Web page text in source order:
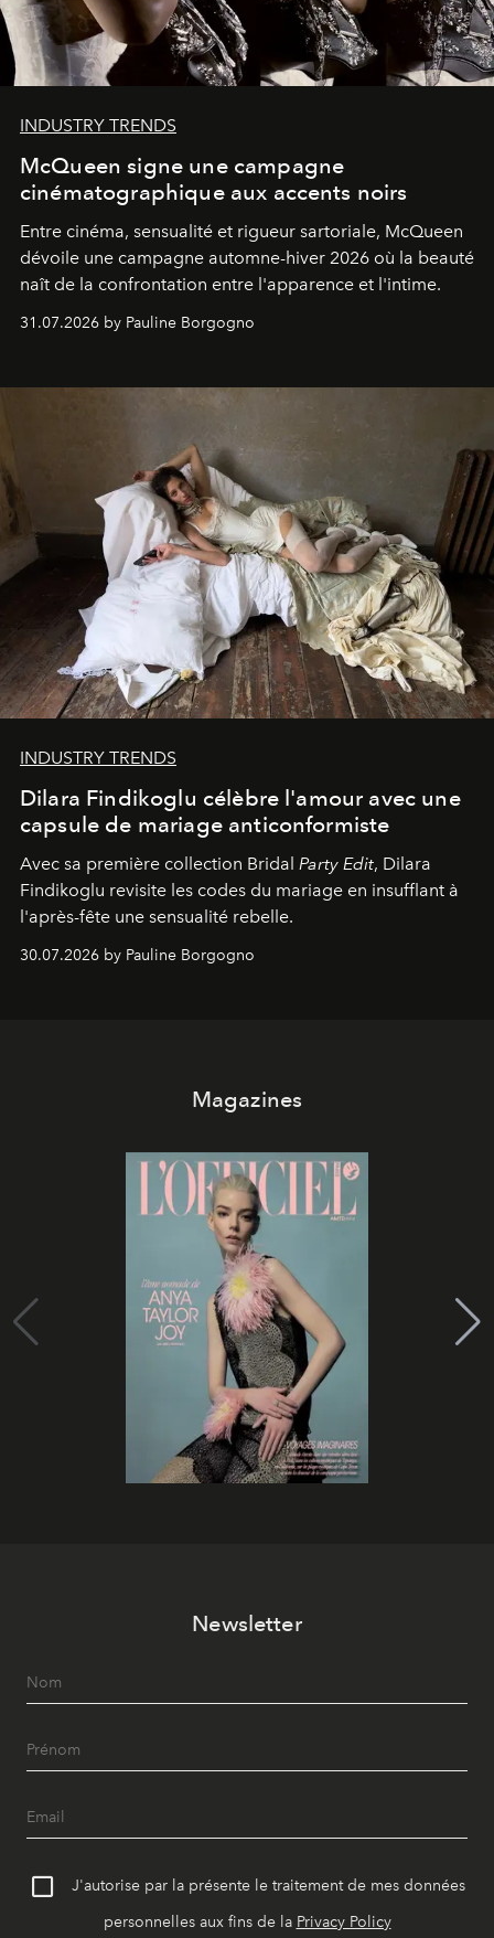
INDUSTRY TRENDS
McQueen signe une campagne
cinématographique aux accents noirs
Entre cinéma, sensualité et rigueur sartoriale, McQueen
dévoile une campagne automne-hiver 2026 où la beauté
naît de la confrontation entre l'apparence et l'intime.
31.07.2026 by Pauline Borgogno
INDUSTRY TRENDS
Dilara Findikoglu célèbre l'amour avec une
capsule de mariage anticonformiste
Avec sa première collection Bridal Party Edit, Dilara
Findikoglu revisite les codes du mariage en insufflant à
l'après-fête une sensualité rebelle.
30.07.2026 by Pauline Borgogno
Magazines
Newsletter
J'autorise par la présente le traitement de mes données
personnelles aux fins de la Privacy Policy